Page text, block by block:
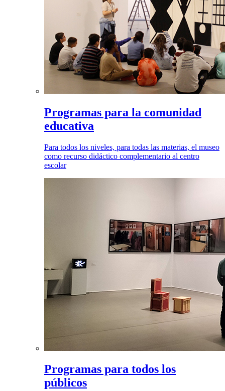
Programas para la comunidad
educativa
Para todos los niveles, para todas las materias, el museo
como recurso didáctico complementario al centro
escolar
Programas para todos los
públicos